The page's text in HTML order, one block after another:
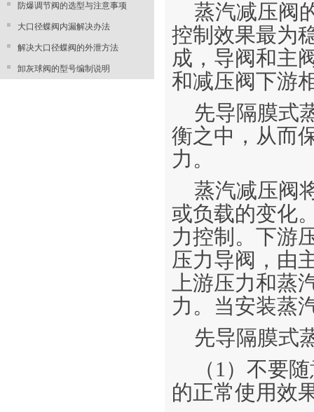
防爆调节阀的选型与注意事项
大口径蝶阀内漏解决办法
解决大口径蝶阀的外泄方法
卸灰球阀的型号编制说明
蒸汽减压阀
控制效果最为
成，导阀和主
和减压阀下游
先导隔膜式
衡之中，从而
力。
蒸汽减压阀
或负载的变化
力控制。下游
压力导阀，由
上游压力和蒸
力。当安装蒸
先导隔膜式
（1）不要
的正常使用效